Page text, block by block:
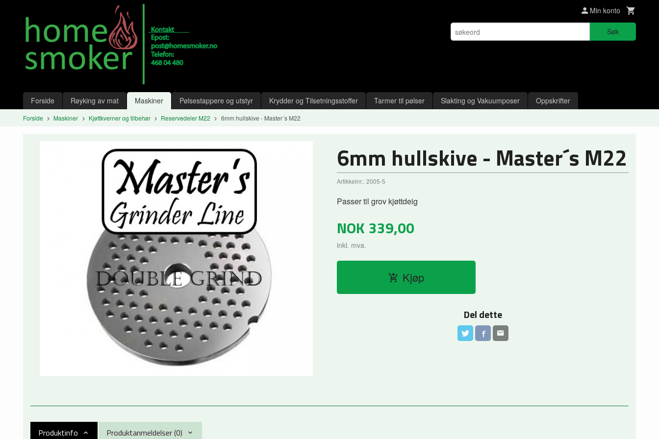
innholdet
Min konto
Søk
Produkter
Forside Røyking av mat Maskiner Pølsestappere og utstyr Krydder og Tilsetningsstoffer Tarmer til pølser Slakting og Vakuumposer Oppskrifter
Forside Maskiner Kjøttkverner og tilbehør Reservedeler M22 6mm hullskive - Master´s M22
6mm hullskive - Master´s M22
Artikkelnr.: 2005-5
Passer til grov kjøttdeig
NOK 339,00
inkl. mva.
Kjøp
Del dette
Produktinfo Produktanmeldelser (0)